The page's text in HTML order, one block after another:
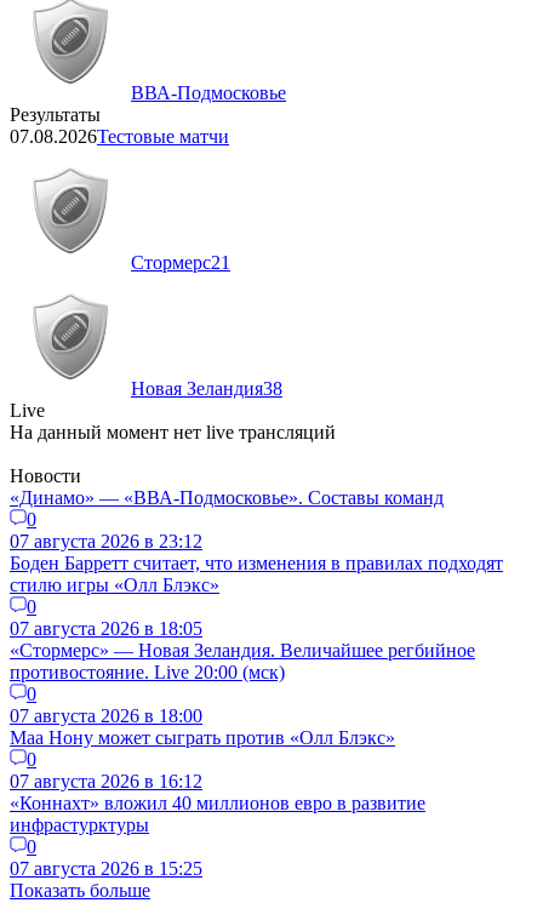
ВВА-Подмосковье
Результаты
07.08.2026Тестовые матчи
Стормерс21
Новая Зеландия38
Live
На данный момент нет live трансляций
Новости
«Динамо» — «ВВА-Подмосковье». Составы команд
0
07 августа 2026 в 23:12
Боден Барретт считает, что изменения в правилах подходят
стилю игры «Олл Блэкс»
0
07 августа 2026 в 18:05
«Стормерс» — Новая Зеландия. Величайшее регбийное
противостояние. Live 20:00 (мск)
0
07 августа 2026 в 18:00
Маа Нону может сыграть против «Олл Блэкс»
0
07 августа 2026 в 16:12
«Коннахт» вложил 40 миллионов евро в развитие
инфрастурктуры
0
07 августа 2026 в 15:25
Показать больше